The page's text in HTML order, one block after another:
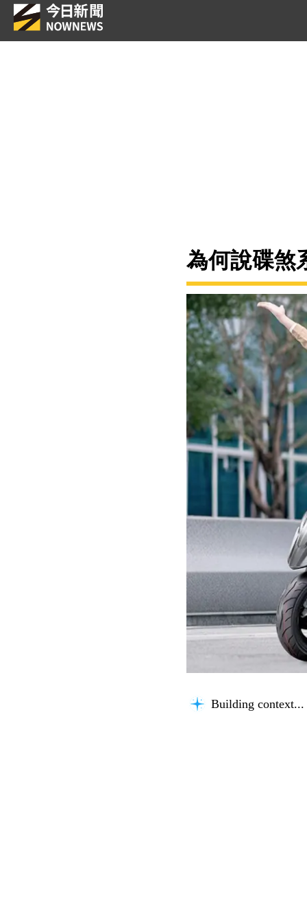
為何說碟煞
Analyzing